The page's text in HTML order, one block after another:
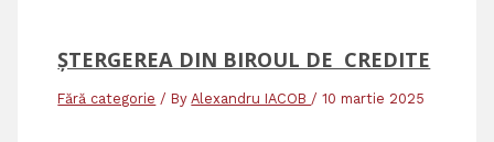
ȘTERGEREA DIN BIROUL DE CREDITE
Fără categorie / ByAlexandru IACOB/10 martie 2025